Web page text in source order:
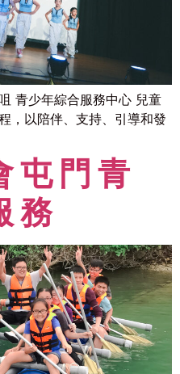
青少年綜合服務中心 兒童
，以陪伴、支持、引導和發
屯門青
務